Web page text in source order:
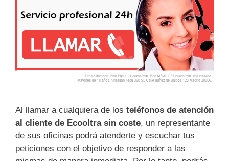
Al llamar a cualquiera de los teléfonos de atención
al cliente de Ecooltra sin coste, un representante
de sus oficinas podrá atenderte y escuchar tus
peticiones con el objetivo de responder a las